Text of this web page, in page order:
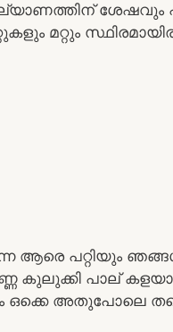
ശേഷവും
മറ്റും
ആരെ പറ്റിയും
കുലുക്കി പാല്
ഒക്കെ അതുപോലെ